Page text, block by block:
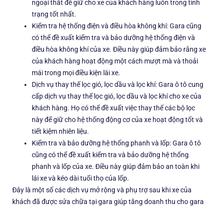
ngoại thất để giữ cho xe của khách hàng luôn trong tình
trạng tốt nhất.
Kiểm tra hệ thống điện và điều hòa không khí: Gara cũng
có thể đề xuất kiểm tra và bảo dưỡng hệ thống điện và
điều hòa không khí của xe. Điều này giúp đảm bảo rằng xe
của khách hàng hoạt động một cách mượt mà và thoải
mái trong mọi điều kiện lái xe.
Dịch vụ thay thế lọc gió, lọc dầu và lọc khí: Gara ô tô cung
cấp dịch vụ thay thế lọc gió, lọc dầu và lọc khí cho xe của
khách hàng. Họ có thể đề xuất việc thay thế các bộ lọc
này để giữ cho hệ thống động cơ của xe hoạt động tốt và
tiết kiệm nhiên liệu.
Kiểm tra và bảo dưỡng hệ thống phanh và lốp: Gara ô tô
cũng có thể đề xuất kiểm tra và bảo dưỡng hệ thống
phanh và lốp của xe. Điều này giúp đảm bảo an toàn khi
lái xe và kéo dài tuổi thọ của lốp.
Đây là một số các dịch vụ mở rộng và phụ trợ sau khi xe của
khách đã được sửa chữa tại gara giúp tăng doanh thu cho gara